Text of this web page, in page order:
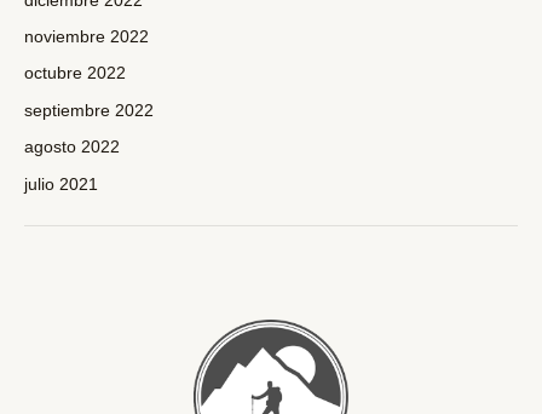
noviembre 2022
octubre 2022
septiembre 2022
agosto 2022
julio 2021